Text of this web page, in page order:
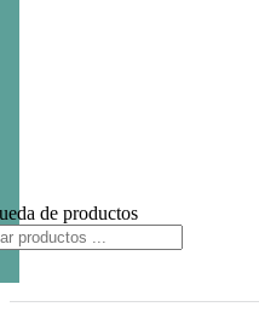
de productos